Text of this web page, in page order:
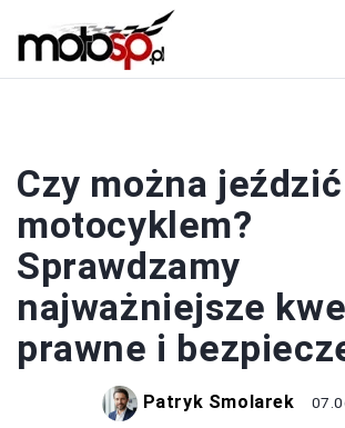
Czy można jeździć
motocyklem?
Sprawdzamy
najważniejsze
prawne i
Patryk Smolarek